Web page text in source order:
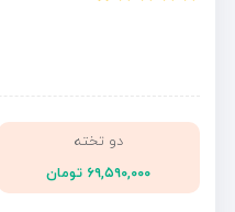
دو تخته
۶۹,۵۹۰,۰۰۰ تومان